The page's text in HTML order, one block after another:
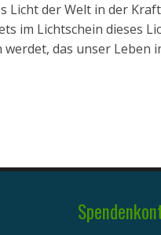
Licht der Welt in der
im Lichtschein dieses
das unser Leben